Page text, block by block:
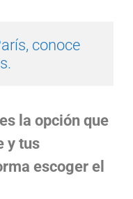
conoce
la opción que
y tus
escoger el